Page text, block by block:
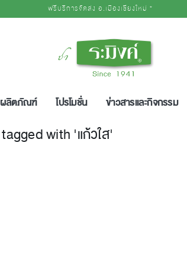
ฟรีบริการจัดส่ง อ.เมืองเชียงใหม่ *
ผลิตภัณฑ์ โปรโมชั่น ข่าวสารและกิจกรรม
with 'แก้วใส'